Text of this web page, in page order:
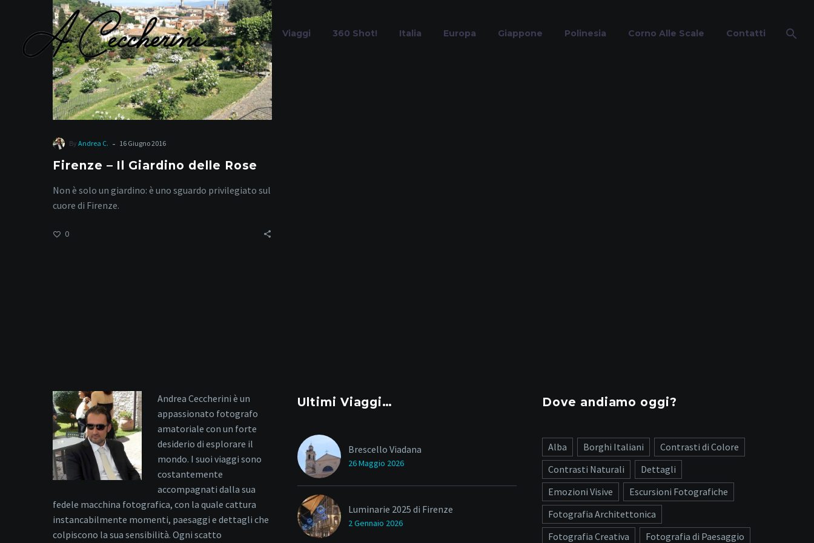
Viaggi 360 Shot! Italia Europa Giappone Polinesia Corno Alle Scale Contatti
Giardino
delle
Rose
By Andrea C. - 16 Giugno 2016
Firenze – Il Giardino delle Rose
Non è solo un giardino: è uno sguardo privilegiato sul
cuore di Firenze.
0
Andrea Ceccherini è un
appassionato fotografo
amatoriale con un forte
desiderio di esplorare il
mondo. I suoi viaggi sono
costantemente
accompagnati dalla sua
fedele macchina fotografica, con la quale cattura
instancabilmente momenti, paesaggi e dettagli che
colpiscono la sua sensibilità. Ogni scatto
Ultimi Viaggi…
Brescello Viadana
26 Maggio 2026
Luminarie 2025 di Firenze
2 Gennaio 2026
Dove andiamo oggi?
Alba Borghi Italiani
Contrasti di Colore
Contrasti Naturali
Dettagli
Emozioni Visive
Escursioni Fotografiche
Fotografia Architettonica
Fotografia Creativa
Fotografia di Paesaggio